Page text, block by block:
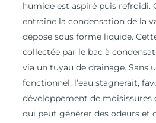
humide est aspiré puis refroidi.
entraîne la condensation de la
dépose sous forme liquide.
collectée par le bac à
via un tuyau de drainage. Sans
fonctionnel, l’eau stagnerait,
développement de moisissures
qui peut générer des odeurs et